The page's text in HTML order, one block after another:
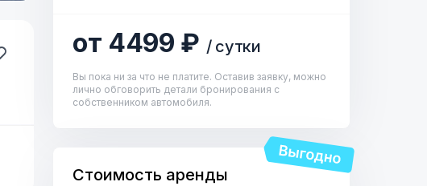
от 4499 ₽ / сутки
Вы пока ни за что не платите. Оставив заявку, можно
лично обговорить детали бронирования с
собственником автомобиля.
Стоимость аренды